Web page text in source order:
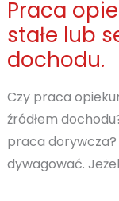
Praca
stałe lub
dochodu.
Czy praca
źródłem
praca
dywagować.